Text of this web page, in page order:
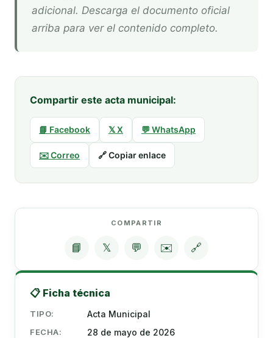
adicional. Descarga el documento oficial
arriba para ver el contenido completo.
Compartir este acta municipal:
📘 Facebook 𝕏 X 💬 WhatsApp
✉️ Correo 🔗 Copiar enlace
COMPARTIR
📘 𝕏 💬 ✉️ 🔗
📋 Ficha técnica
TIPO: Acta Municipal
FECHA: 28 de mayo de 2026